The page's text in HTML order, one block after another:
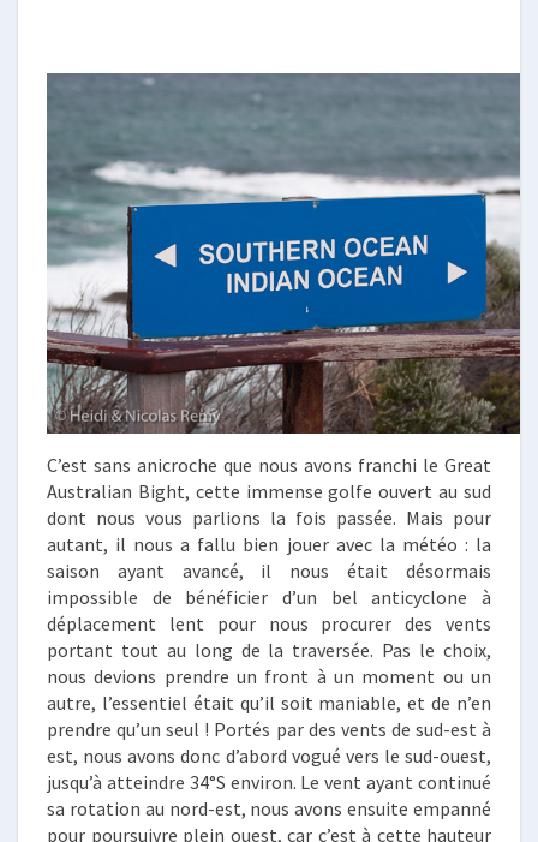
C’est sans anicroche que nous avons franchi le Great
Australian Bight, cette immense golfe ouvert au sud
dont nous vous parlions la fois passée. Mais pour
autant, il nous a fallu bien jouer avec la météo : la
saison ayant avancé, il nous était désormais
impossible de bénéficier d’un bel anticyclone à
déplacement lent pour nous procurer des vents
portant tout au long de la traversée. Pas le choix,
nous devions prendre un front à un moment ou un
autre, l’essentiel était qu’il soit maniable, et de n’en
prendre qu’un seul ! Portés par des vents de sud-est à
est, nous avons donc d’abord vogué vers le sud-ouest,
jusqu’à atteindre 34°S environ. Le vent ayant continué
sa rotation au nord-est, nous avons ensuite empanné
pour poursuivre plein ouest, car c’est à cette hauteur